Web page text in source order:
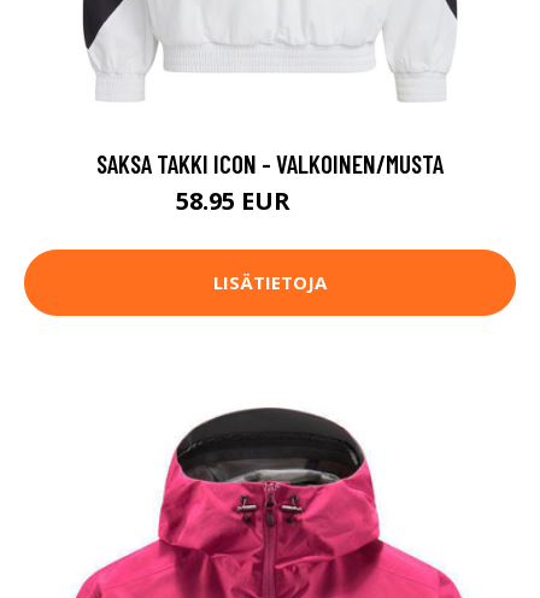
SAKSA TAKKI ICON - VALKOINEN/MUSTA
58.95 EUR
LISÄTIETOJA